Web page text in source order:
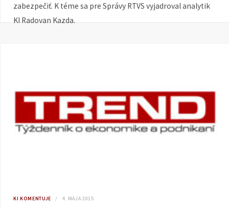
zabezpečiť. K téme sa pre Správy RTVS vyjadroval analytik
KI Radovan Kazda.
KI KOMENTUJE 4. MÁJA 2015